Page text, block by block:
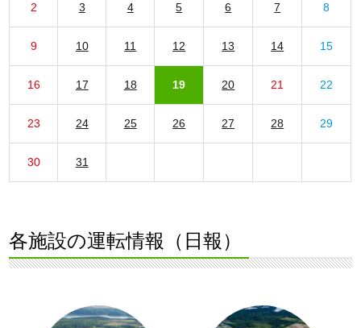
2 3 4 5 6 7 8
9 10 11 12 13 14 15
16 17 18 19 20 21 22
23 24 25 26 27 28 29
30 31
各施設の運転情報（日報）